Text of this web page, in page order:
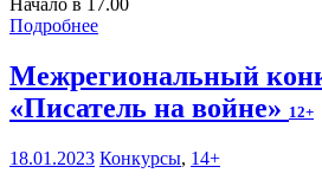
Подробнее
Межрегиональный
«Писатель на войне» 12+
18.01.2023 Конкурсы, 14+